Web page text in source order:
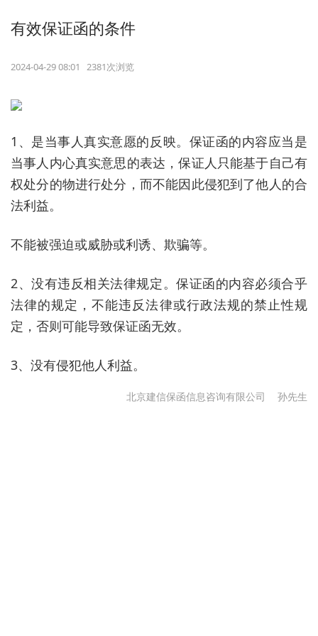
有效保证函的条件
2024-04-29 08:01 2381次浏览
1、是当事人真实意愿的反映。保证函的内容应当是
当事人内心真实意思的表达，保证人只能基于自己有
权处分的物进行处分，而不能因此侵犯到了他人的合
法利益。
不能被强迫或威胁或利诱、欺骗等。
2、没有违反相关法律规定。保证函的内容必须合乎
法律的规定，不能违反法律或行政法规的禁止性规
定，否则可能导致保证函无效。
3、没有侵犯他人利益。
北京建信保函信息咨询有限公司 孙先生